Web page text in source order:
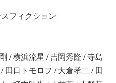
フィクション
/ 横浜流星 / 吉岡秀隆 / 寺島
田口トモロヲ / 大倉孝二 / 田